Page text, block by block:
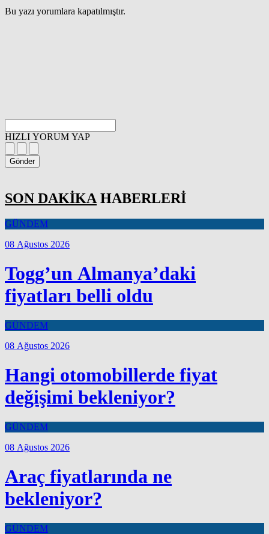
Bu yazı yorumlara kapatılmıştır.
HIZLI YORUM YAP
Gönder
SON DAKİKA HABERLERİ
GÜNDEM
08 Ağustos 2026
Togg’un Almanya’daki
fiyatları belli oldu
GÜNDEM
08 Ağustos 2026
Hangi otomobillerde fiyat
değişimi bekleniyor?
GÜNDEM
08 Ağustos 2026
Araç fiyatlarında ne
bekleniyor?
GÜNDEM